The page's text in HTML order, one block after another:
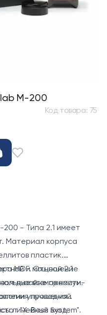
M-200
Код товара: 75
- Типа 2.1 имеет
Материал корпуса
пластик.
MDF. Отношение
возможности.
проводной
линейный вход
и мощной 2.1
дизайне премиум-
улучшения
"X-Bass System".